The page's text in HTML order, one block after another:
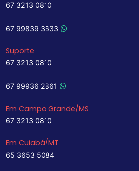
67 3213 0810
67 99839 3633
Suporte
67 3213 0810
67 99936 2861
Em Campo Grande/MS
67 3213 0810
Em Cuiabá/MT
65 3653 5084